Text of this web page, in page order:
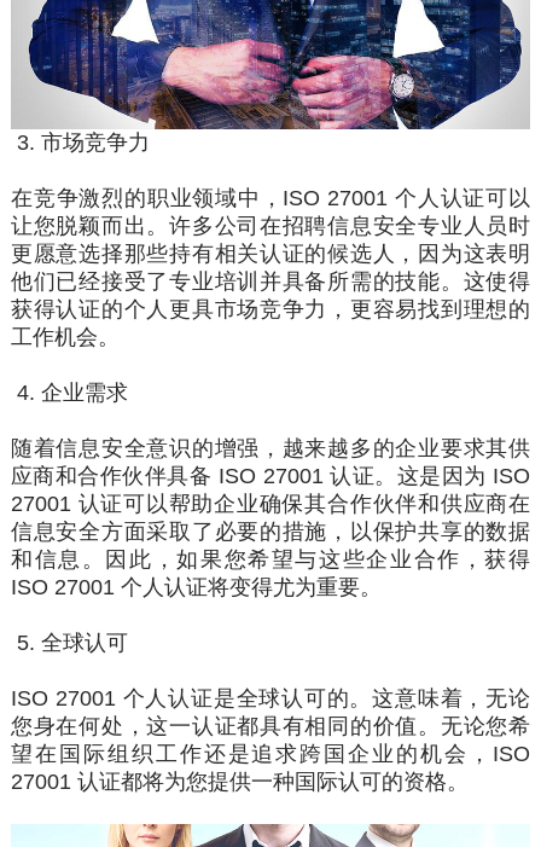
3. 市场竞争力
在竞争激烈的职业领域中，ISO 27001 个人认证可以
让您脱颖而出。许多公司在招聘信息安全专业人员时
更愿意选择那些持有相关认证的候选人，因为这表明
他们已经接受了专业培训并具备所需的技能。这使得
获得认证的个人更具市场竞争力，更容易找到理想的
工作机会。
4. 企业需求
随着信息安全意识 的增强，越来越多的企业要求其供
应商和合作伙伴具备 ISO 27001 认证。这是因为 ISO
27001 认证可以帮助企业确保其合作伙伴和供应商在
信息安全方面采取了必要的措施，以保护共享的数据
和信息。因此，如果您希望与这些企业合作，获得
ISO 27001 个人认证将变得尤为重要。
5. 全球认可
ISO 27001 个人认证是全球认可的。这意味着，无论
您身在何处，这一认证都具有相同的价值。无论您希
望在国际组织工作还是追求跨国企业的机会，ISO
27001 认证都将为您提供一种国际认可的资格。